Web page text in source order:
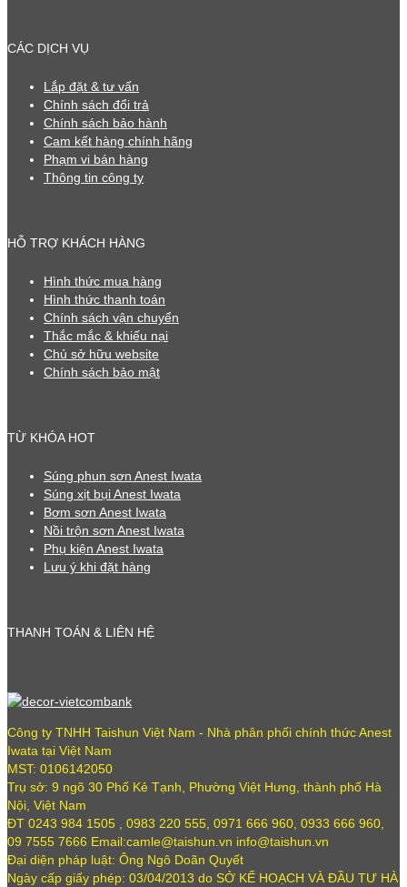
CÁC DỊCH VỤ
Lắp đặt & tư vấn
Chính sách đổi trả
Chính sách bảo hành
Cam kết hàng chính hãng
Phạm vi bán hàng
Thông tin công ty
HỖ TRỢ KHÁCH HÀNG
Hình thức mua hàng
Hình thức thanh toán
Chính sách vận chuyển
Thắc mắc & khiếu nại
Chủ sở hữu website
Chính sách bảo mật
TỪ KHÓA HOT
Súng phun sơn Anest Iwata
Súng xịt bụi Anest Iwata
Bơm sơn Anest Iwata
Nồi trộn sơn Anest Iwata
Phụ kiện Anest Iwata
Lưu ý khi đặt hàng
THANH TOÁN & LIÊN HỆ
Công ty TNHH Taishun Việt Nam - Nhà phân phối chính thức Anest
Iwata tại Việt Nam
MST: 0106142050
Trụ sở: 9 ngõ 30 Phố Kẻ Tạnh, Phường Việt Hưng, thành phố Hà
Nội, Việt Nam
ĐT 0243 984 1505 , 0983 220 555, 0971 666 960, 0933 666 960,
09 7555 7666 Email:camle@taishun.vn info@taishun.vn
Đại diện pháp luật: Ông Ngô Doãn Quyết
Ngày cấp giấy phép: 03/04/2013 do SỞ KẾ HOẠCH VÀ ĐẦU TƯ HÀ